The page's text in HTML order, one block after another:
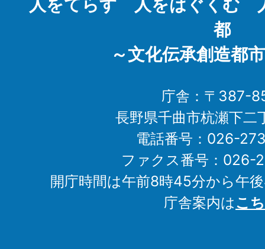
人をてらす 人をはぐくむ
都
～文化伝承創造都
庁舎：〒387-
長野県千曲市杭瀬下二
電話番号：026-
ファクス番号：026-
開庁時間は午前8時45分から午
庁舎案内はこ